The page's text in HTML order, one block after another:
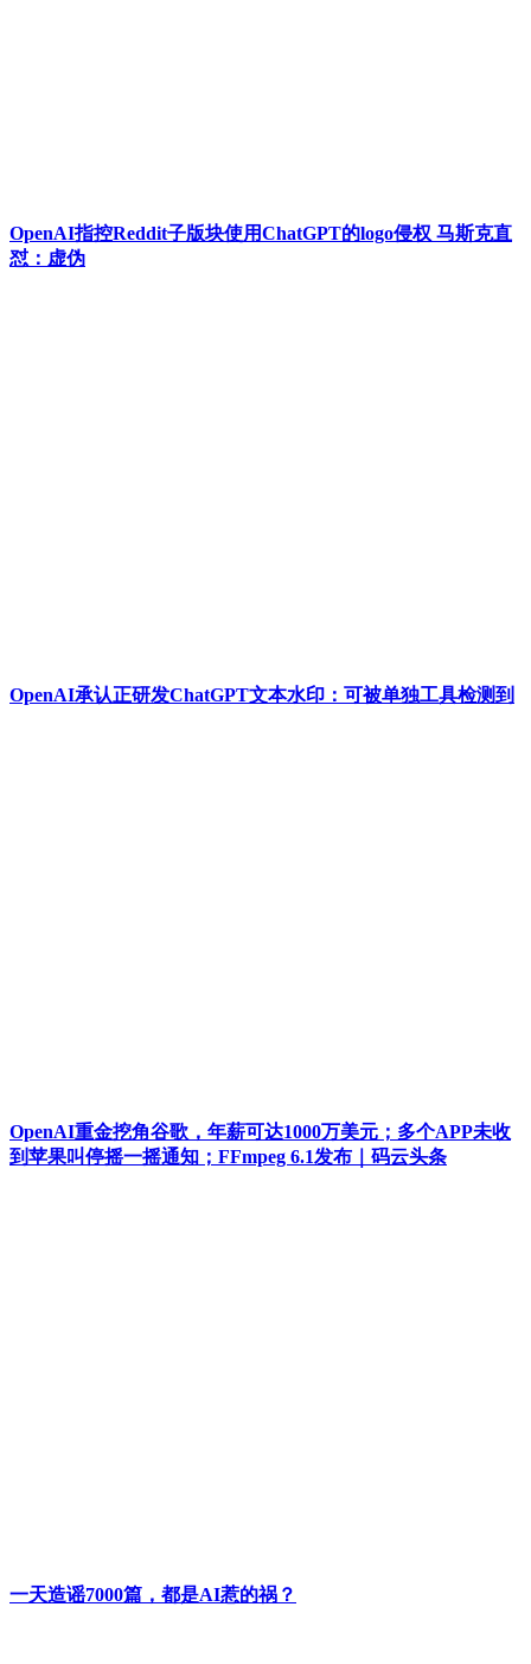
OpenAI指控Reddit子版块使用ChatGPT的logo侵权 马斯克直
怼：虚伪
OpenAI承认正研发ChatGPT文本水印：可被单独工具检测到
OpenAI重金挖角谷歌，年薪可达1000万美元；多个APP未收
到苹果叫停摇一摇通知；FFmpeg 6.1发布｜码云头条
一天造谣7000篇，都是AI惹的祸？